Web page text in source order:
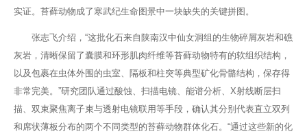
实证。苔藓动物成了寒武纪生命图景中一块缺失的关键拼图。
张志飞介绍，“这批化石来自陕南汉中仙女洞组的生物碎屑灰岩和礁
灰岩，清晰保留了囊膜和环形肌肉纤维等苔藓动物特有的软组织结构，
以及包裹在虫体外围的虫室、隔板和柱突等典型矿化骨骼结构，保存得
非常完美。”研究团队通过酸蚀、扫描电镜、能谱分析、X射线断层扫
描、双束聚焦离子束与透射电镜联用等手段，确认其分别代表直立双列
和席状薄板分布的两个不同类型的苔藓动物群体化石。“通过这些新的化